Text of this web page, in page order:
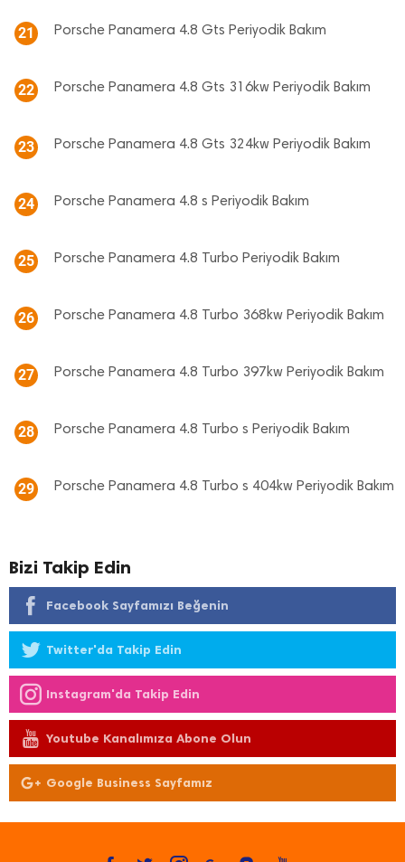
21 Porsche Panamera 4.8 Gts Periyodik Bakım
22 Porsche Panamera 4.8 Gts 316kw Periyodik Bakım
23 Porsche Panamera 4.8 Gts 324kw Periyodik Bakım
24 Porsche Panamera 4.8 s Periyodik Bakım
25 Porsche Panamera 4.8 Turbo Periyodik Bakım
26 Porsche Panamera 4.8 Turbo 368kw Periyodik Bakım
27 Porsche Panamera 4.8 Turbo 397kw Periyodik Bakım
28 Porsche Panamera 4.8 Turbo s Periyodik Bakım
29 Porsche Panamera 4.8 Turbo s 404kw Periyodik Bakım
Bizi Takip Edin
Facebook Sayfamızı Beğenin
Twitter'da Takip Edin
Instagram'da Takip Edin
Youtube Kanalımıza Abone Olun
Google Business Sayfamız